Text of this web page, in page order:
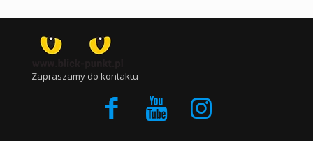
Zapraszamy do kontaktu